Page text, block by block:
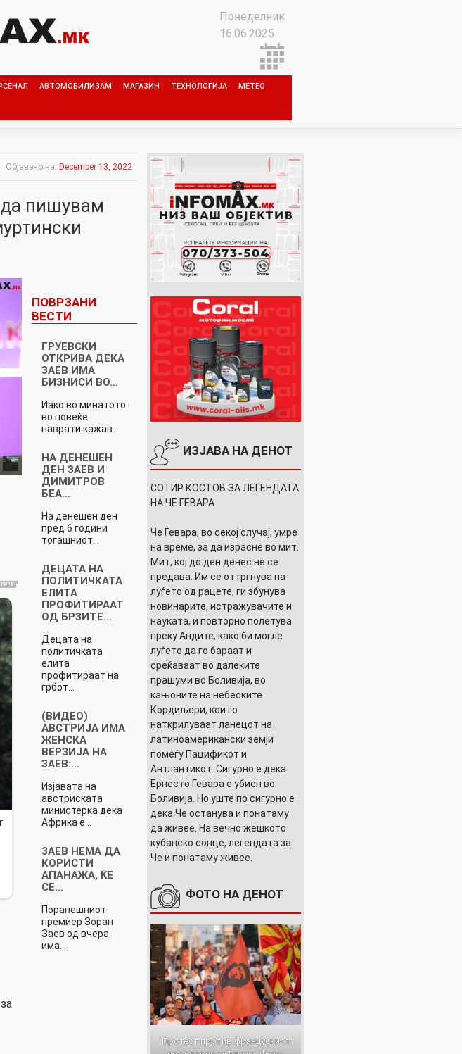
Понеделник
16.06.2025
АВТОМОБИЛИЗАМ МАГАЗИН ТЕХНОЛОГИЈА МЕТЕО
Објавено на: December 13, 2022
пишувам
ПОВРЗАНИ
ВЕСТИ
ГРУЕВСКИ
ОТКРИВА ДЕКА
ЗАЕВ ИМА
БИЗНИСИ ВО…
Иако во минатото
во повеќе
наврати кажав…
НА ДЕНЕШЕН
ДЕН ЗАЕВ И
ДИМИТРОВ
БЕА…
На денешен ден
пред 6 години
тогашниот…
ДЕЦАТА НА
ПОЛИТИЧКАТА
ЕЛИТА
ПРОФИТИРААТ
ОД БРЗИТЕ…
Децата на
политичката
елита
профитираат на
грбот…
(ВИДЕО)
АВСТРИЈА ИМА
ЖЕНСКА
ВЕРЗИЈА НА
ЗАЕВ:…
Изјавата на
австриската
министерка дека
Африка е…
3AEВ НEMA ДА
КОРИСТИ
AПAНАЖА, ЌЕ
СЕ…
Поранешниот
премиер Зоран
Заев од вчера
има…
ИЗЈАВА НА ДЕНОТ
СОТИР КОСТОВ ЗА ЛЕГЕНДАТА
НА ЧЕ ГЕВАРА
Че Гевара, во секој случај, умре
на време, за да израсне во мит.
Мит, кој до ден денес не се
предава. Им се оттргнува на
луѓето од рацете, ги збунува
новинарите, истражувачите и
науката, и повторно полетува
преку Андите, како би могле
луѓето да го бараат и
среќаваат во далеките
прашуми во Боливија, во
кањоните на небеските
Кордиљери, кои го
наткрилуваат ланецот на
латиноамерикански земји
помеѓу Пацификот и
Антлантикот. Сигурно е дека
Ернесто Гевара е убиен во
Боливија. Но уште по сигурно е
дека Че останува и понатаму
да живее. На вечно жешкото
кубанско сонце, легендата за
Че и понатаму живее.
ФОТО НА ДЕНОТ
Протест против францускиот